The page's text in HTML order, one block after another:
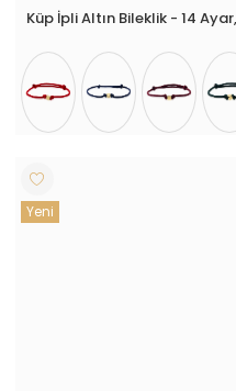
Küp İpli Altın Bileklik - 14
Yeni